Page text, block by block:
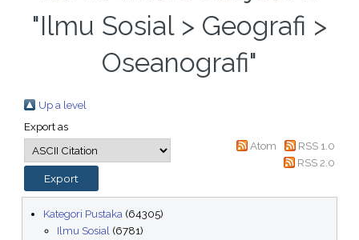
"Ilmu Sosial > Geografi >
Oseanografi"
Up a level
Export as
Atom
RSS 1.0
RSS 2.0
Kategori Pustaka (64305)
Ilmu Sosial(6781)